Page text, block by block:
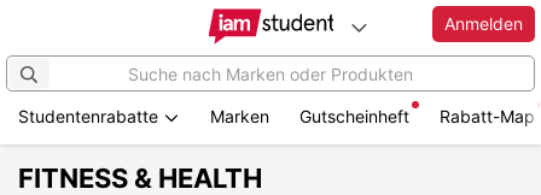
Anmelden
Studentenrabatte Marken Gutscheinheft Rabatt-Map
FITNESS & HEALTH